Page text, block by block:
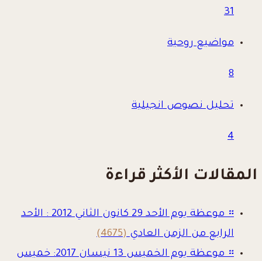
31
مواضيع روحية
8
تحليل نصوص انجيلية
4
المقالات الأكثر قراءة
።
موعظة يوم الأحد 29 كانون الثاني 2012 : الأحد
الرابع من الزمن العادي(4675)
።
موعظة يوم الخميس 13 نيسان 2017: خميس